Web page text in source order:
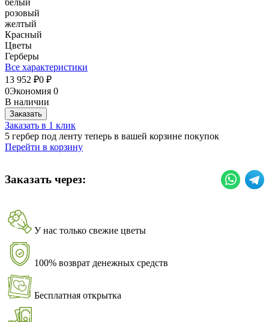
розовый
желтый
Красный
Цветы
Герберы
Все характеристики
13 952 ₽0 ₽
0Экономия 0
В наличии
Заказать
Заказать в 1 клик
5 гербер под ленту теперь в вашей корзине покупок
Перейти в корзину
Заказать через:
У нас только свежие цветы
100% возврат денежных средств
Бесплатная открытка